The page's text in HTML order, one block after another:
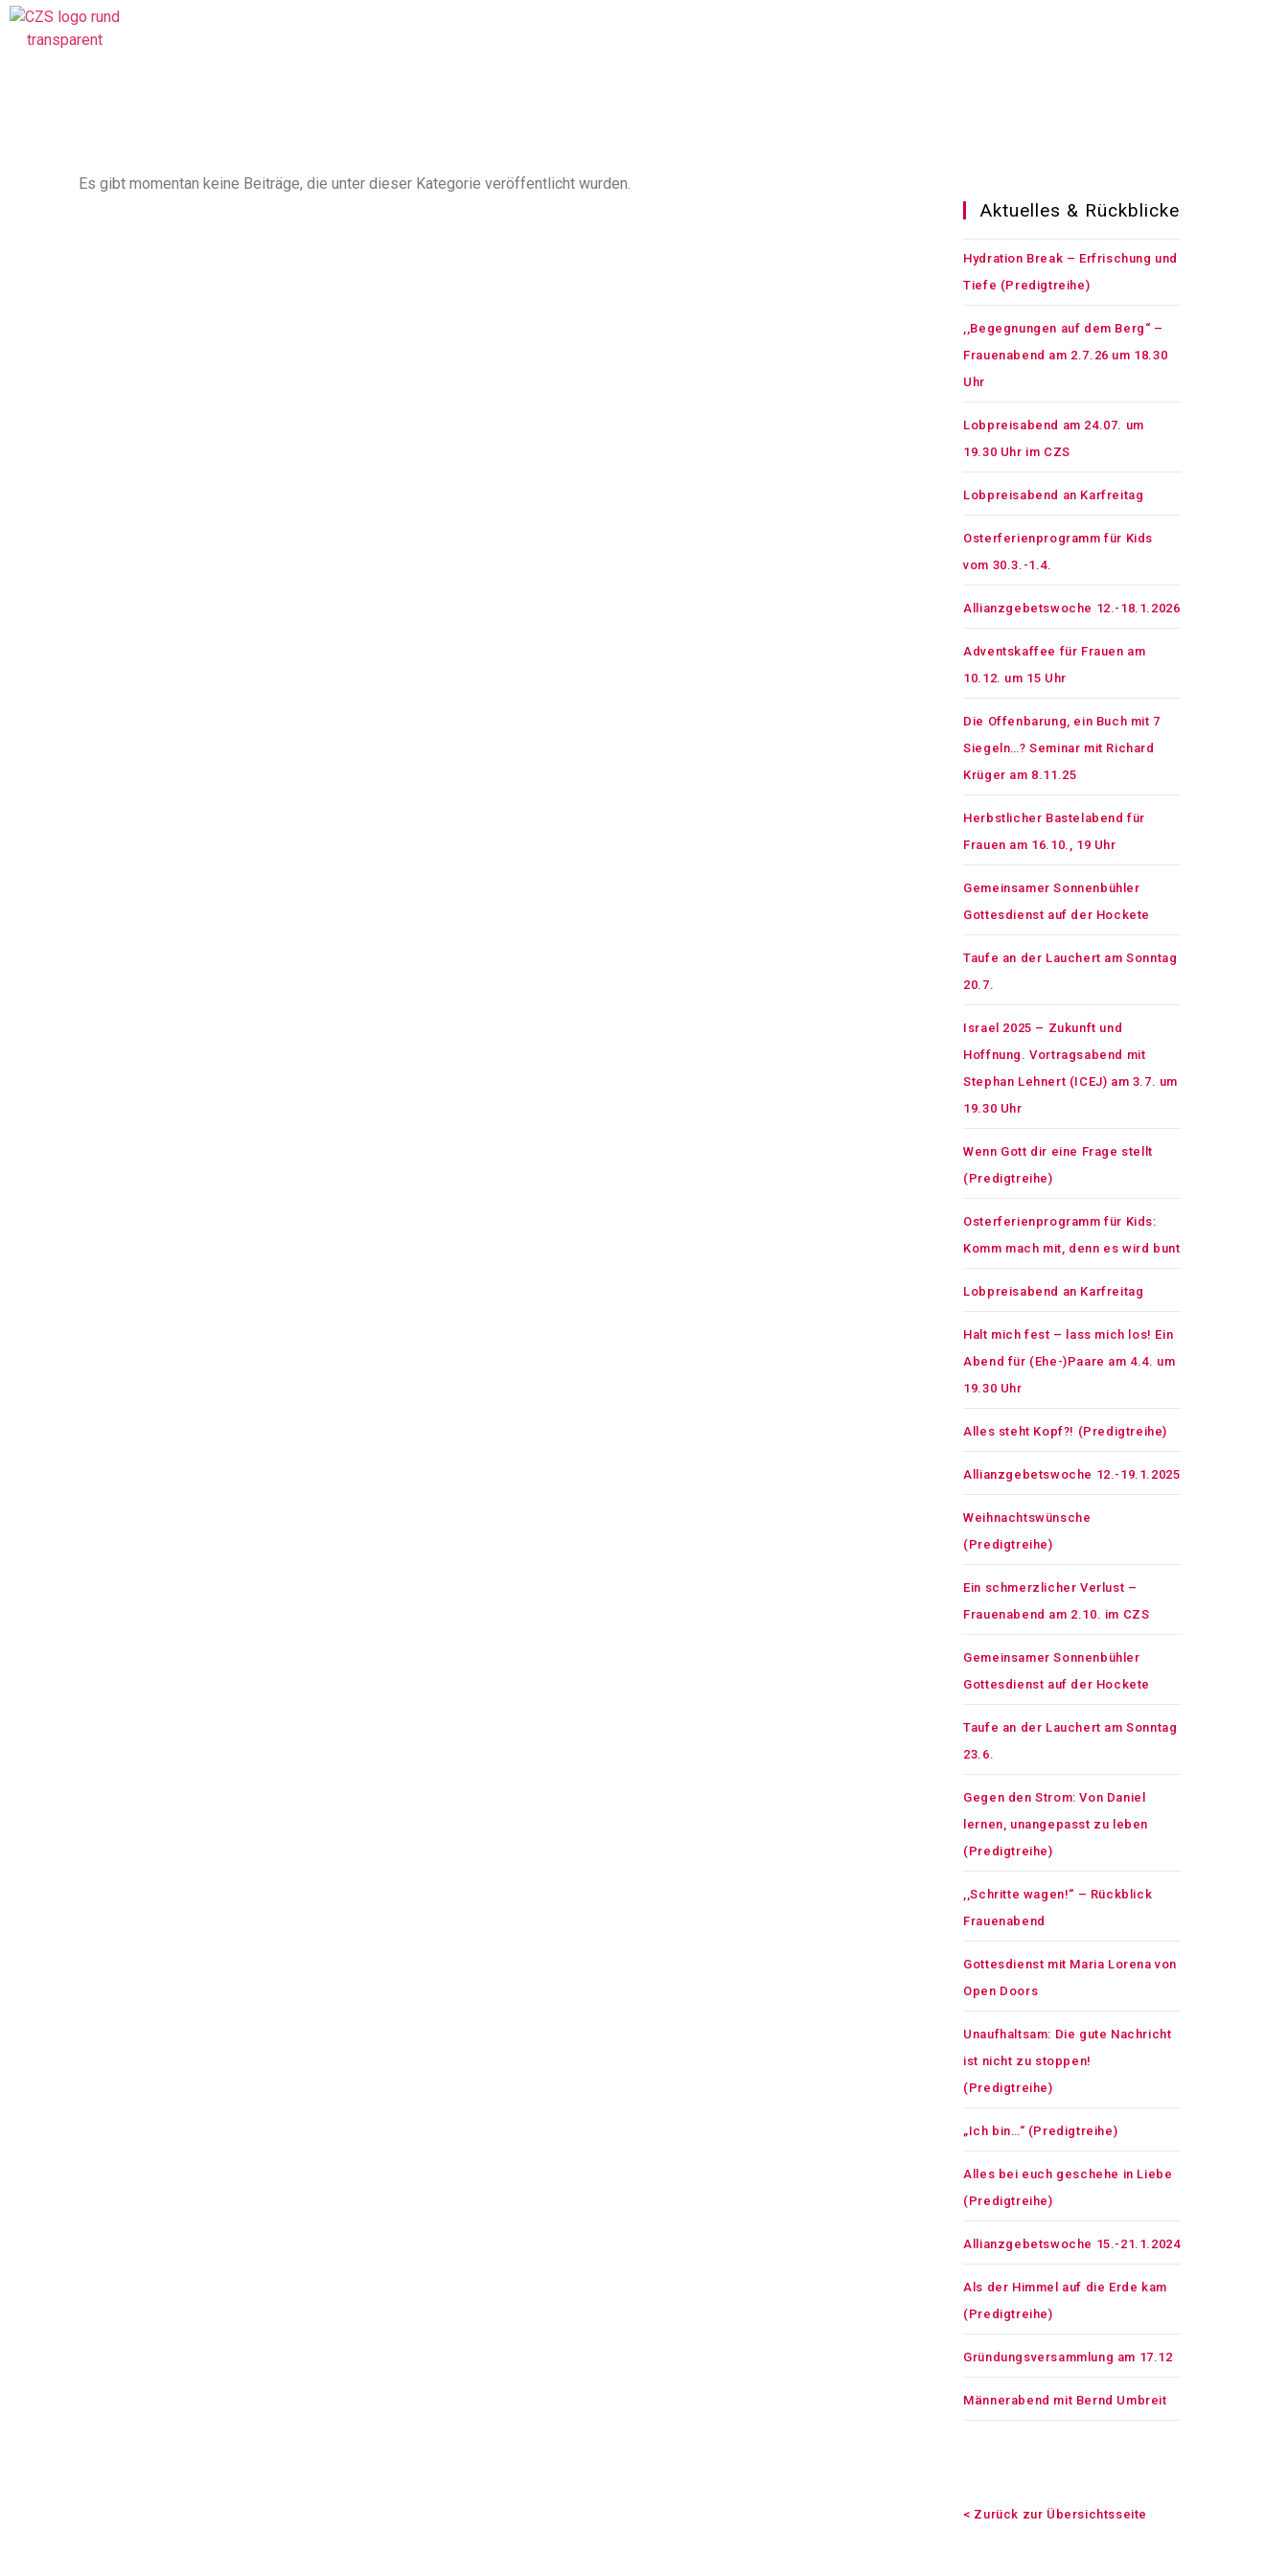
Es gibt momentan keine Beiträge, die unter dieser Kategorie veröffentlicht wurden.
Aktuelles & Rückblicke
Hydration Break – Erfrischung und
Tiefe (Predigtreihe)
,,Begegnungen auf dem Berg“ –
Frauenabend am 2.7.26 um 18.30
Uhr
Lobpreisabend am 24.07. um
19.30 Uhr im CZS
Lobpreisabend an Karfreitag
Osterferienprogramm für Kids
vom 30.3.-1.4.
Allianzgebetswoche 12.-18.1.2026
Adventskaffee für Frauen am
10.12. um 15 Uhr
Die Offenbarung, ein Buch mit 7
Siegeln…? Seminar mit Richard
Krüger am 8.11.25
Herbstlicher Bastelabend für
Frauen am 16.10., 19 Uhr
Gemeinsamer Sonnenbühler
Gottesdienst auf der Hockete
Taufe an der Lauchert am Sonntag
20.7.
Israel 2025 – Zukunft und
Hoffnung. Vortragsabend mit
Stephan Lehnert (ICEJ) am 3.7. um
19.30 Uhr
Wenn Gott dir eine Frage stellt
(Predigtreihe)
Osterferienprogramm für Kids:
Komm mach mit, denn es wird bunt
Lobpreisabend an Karfreitag
Halt mich fest – lass mich los! Ein
Abend für (Ehe-)Paare am 4.4. um
19.30 Uhr
Alles steht Kopf?! (Predigtreihe)
Allianzgebetswoche 12.-19.1.2025
Weihnachtswünsche
(Predigtreihe)
Ein schmerzlicher Verlust –
Frauenabend am 2.10. im CZS
Gemeinsamer Sonnenbühler
Gottesdienst auf der Hockete
Taufe an der Lauchert am Sonntag
23.6.
Gegen den Strom: Von Daniel
lernen, unangepasst zu leben
(Predigtreihe)
,,Schritte wagen!“ – Rückblick
Frauenabend
Gottesdienst mit Maria Lorena von
Open Doors
Unaufhaltsam: Die gute Nachricht
ist nicht zu stoppen!
(Predigtreihe)
„Ich bin…“ (Predigtreihe)
Alles bei euch geschehe in Liebe
(Predigtreihe)
Allianzgebetswoche 15.-21.1.2024
Als der Himmel auf die Erde kam
(Predigtreihe)
Gründungsversammlung am 17.12
Männerabend mit Bernd Umbreit
< Zurück zur Übersichtsseite